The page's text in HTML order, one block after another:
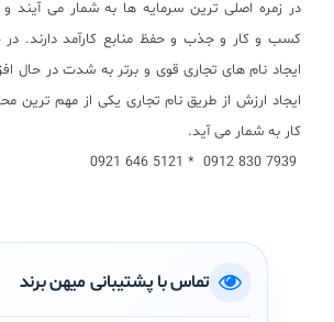
در زمره اصلی ترین سرمایه ها به شمار می آیند و
کسب و کار و جذب و حفظ منابع کارآمد دارند. در
ایجاد نام های تجاری قوی و برتر به شدت در حال
ایجاد ارزش از طریق نام تجاری یکی از مهم ترین
کار به شمار می آید.
تماس با پشتیبانی میهن برند